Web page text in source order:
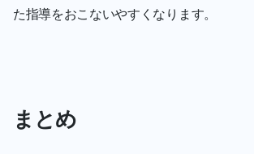
た指導をおこないやすくなります。
まとめ